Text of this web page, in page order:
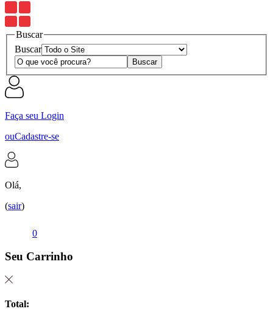
Buscar
Buscar
Faça seu Login
ouCadastre-se
Olá,
(sair)
0
Seu Carrinho
Total: